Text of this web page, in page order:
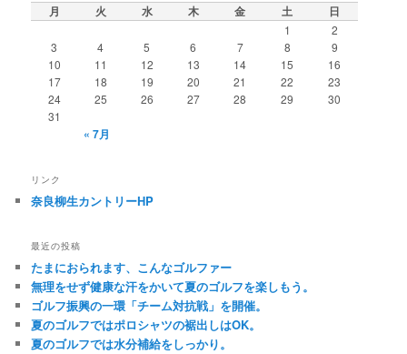
月 火 水 木 金 土 日
1
2
3
4 5 6 7 8
9
10
11 12 13 14 15
16
17
18 19 20 21 22
23
24
25 26 27 28 29
30
31
« 7月
リンク
奈良柳生カントリーHP
最近の投稿
たまにおられます、こんなゴルファー
無理をせず健康な汗をかいて夏のゴルフを楽しもう。
ゴルフ振興の一環「チーム対抗戦」を開催。
夏のゴルフではポロシャツの裾出しはOK。
夏のゴルフでは水分補給をしっかり。